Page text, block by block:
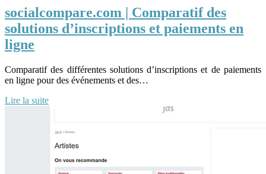
socialcompare.com | Comparatif des
solutions d’inscriptions et paiements en
ligne
Comparatif des différentes solutions d’inscriptions et de paiements
en ligne pour des événements et des…
Lire la suite